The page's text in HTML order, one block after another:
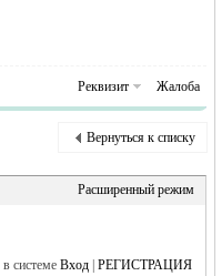
Реквизит Жалоба
Вернуться к списку
Расширенный режим
в системеВход |РЕГИСТРАЦИЯ